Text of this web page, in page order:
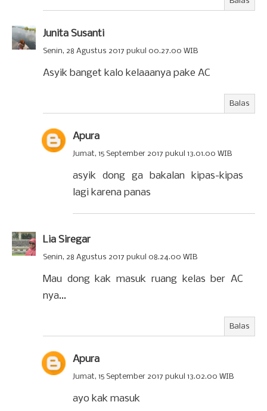
Junita Susanti
Senin, 28 Agustus 2017 pukul 00.27.00 WIB
Asyik banget kalo kelaaanya pake AC
Balas
Apura
Jumat, 15 September 2017 pukul 13.01.00 WIB
asyik dong ga bakalan kipas-kipas
lagi karena panas
Lia Siregar
Senin, 28 Agustus 2017 pukul 08.24.00 WIB
Mau dong kak masuk ruang kelas ber AC
nya...
Balas
Apura
Jumat, 15 September 2017 pukul 13.02.00 WIB
ayo kak masuk